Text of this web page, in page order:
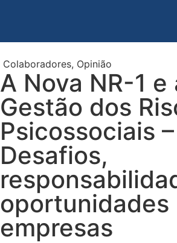
Colaboradores, Opinião
A Nova NR-1 e
Gestão dos
Psicossociais –
Desafios,
oportunidades
empresas